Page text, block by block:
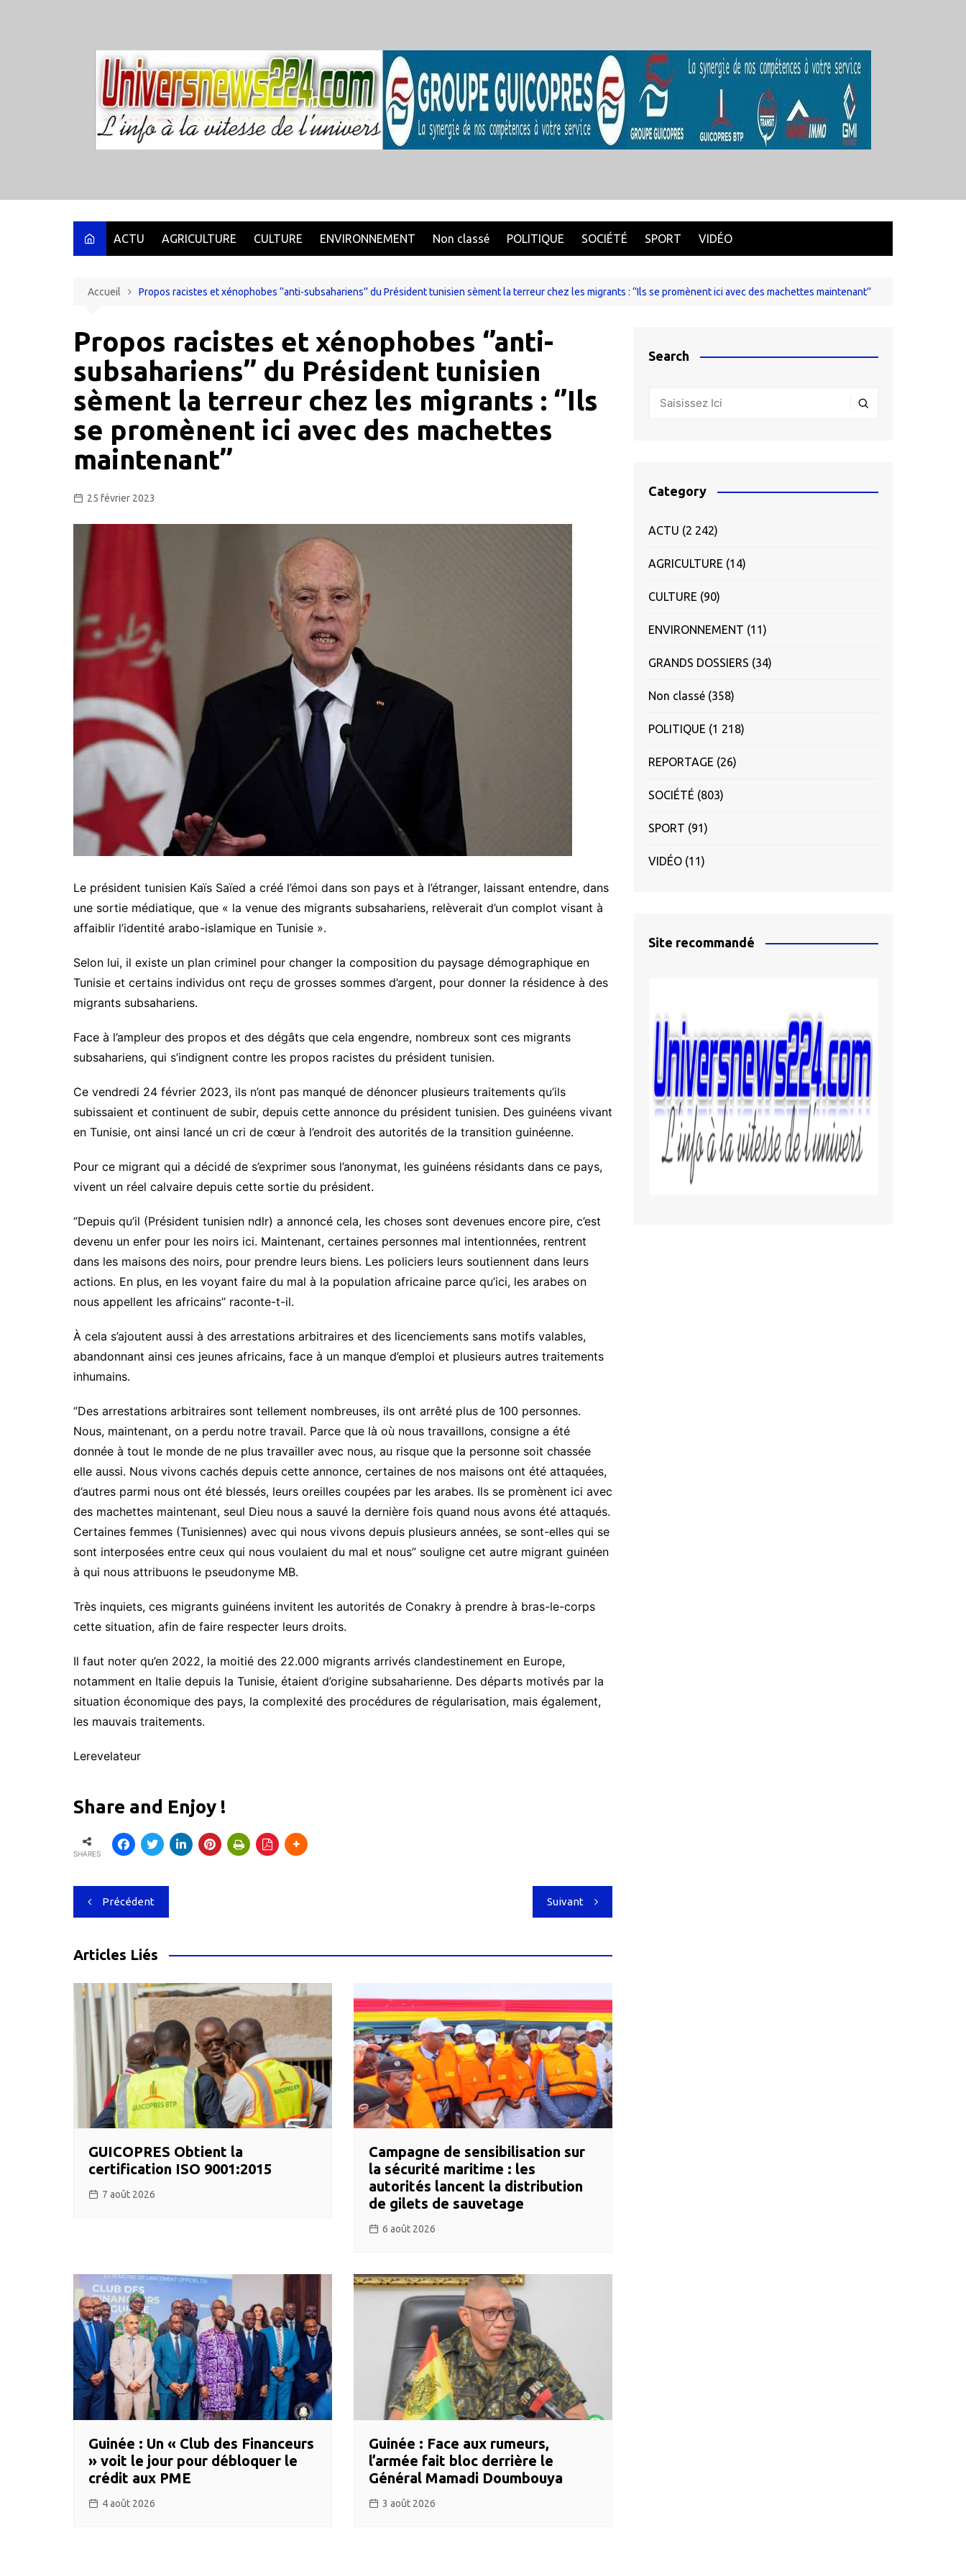
ACTU AGRICULTURE CULTURE ENVIRONNEMENT Non classé POLITIQUE SOCIÉTÉ SPORT VIDÉO
Accueil Propos racistes et xénophobes ‘’anti-subsahariens’’ du Président tunisien sèment la terreur chez les migrants : ‘’Ils se promènent ici avec des machettes maintenant’’
Propos racistes et xénophobes ‘’anti-
subsahariens’’ du Président tunisien
sèment la terreur chez les migrants : ‘’Ils
se promènent ici avec des machettes
maintenant’’
25 février 2023
Le président tunisien Kaïs Saïed a créé l’émoi dans son pays et à l’étranger, laissant entendre, dans
une sortie médiatique, que « la venue des migrants subsahariens, relèverait d’un complot visant à
affaiblir l’identité arabo-islamique en Tunisie ».
Selon lui, il existe un plan criminel pour changer la composition du paysage démographique en
Tunisie et certains individus ont reçu de grosses sommes d’argent, pour donner la résidence à des
migrants subsahariens.
Face à l’ampleur des propos et des dégâts que cela engendre, nombreux sont ces migrants
subsahariens, qui s’indignent contre les propos racistes du président tunisien.
Ce vendredi 24 février 2023, ils n’ont pas manqué de dénoncer plusieurs traitements qu’ils
subissaient et continuent de subir, depuis cette annonce du président tunisien. Des guinéens vivant
en Tunisie, ont ainsi lancé un cri de cœur à l’endroit des autorités de la transition guinéenne.
Pour ce migrant qui a décidé de s’exprimer sous l’anonymat, les guinéens résidants dans ce pays,
vivent un réel calvaire depuis cette sortie du président.
‘’Depuis qu’il (Président tunisien ndlr) a annoncé cela, les choses sont devenues encore pire, c’est
devenu un enfer pour les noirs ici. Maintenant, certaines personnes mal intentionnées, rentrent
dans les maisons des noirs, pour prendre leurs biens. Les policiers leurs soutiennent dans leurs
actions. En plus, en les voyant faire du mal à la population africaine parce qu’ici, les arabes on
nous appellent les africains’’ raconte-t-il.
À cela s’ajoutent aussi à des arrestations arbitraires et des licenciements sans motifs valables,
abandonnant ainsi ces jeunes africains, face à un manque d’emploi et plusieurs autres traitements
inhumains.
‘’Des arrestations arbitraires sont tellement nombreuses, ils ont arrêté plus de 100 personnes.
Nous, maintenant, on a perdu notre travail. Parce que là où nous travaillons, consigne a été
donnée à tout le monde de ne plus travailler avec nous, au risque que la personne soit chassée
elle aussi. Nous vivons cachés depuis cette annonce, certaines de nos maisons ont été attaquées,
d’autres parmi nous ont été blessés, leurs oreilles coupées par les arabes. Ils se promènent ici avec
des machettes maintenant, seul Dieu nous a sauvé la dernière fois quand nous avons été attaqués.
Certaines femmes (Tunisiennes) avec qui nous vivons depuis plusieurs années, se sont-elles qui se
sont interposées entre ceux qui nous voulaient du mal et nous’’ souligne cet autre migrant guinéen
à qui nous attribuons le pseudonyme MB.
Très inquiets, ces migrants guinéens invitent les autorités de Conakry à prendre à bras-le-corps
cette situation, afin de faire respecter leurs droits.
Il faut noter qu’en 2022, la moitié des 22.000 migrants arrivés clandestinement en Europe,
notamment en Italie depuis la Tunisie, étaient d’origine subsaharienne. Des départs motivés par la
situation économique des pays, la complexité des procédures de régularisation, mais également,
les mauvais traitements.
Lerevelateur
Share and Enjoy !
SHARES
Navigation
de
l’article
Précédent Suivant
Articles Liés
GUICOPRES Obtient la
certification ISO 9001:2015
7 août 2026
Campagne de sensibilisation sur
la sécurité maritime : les
autorités lancent la distribution
de gilets de sauvetage
6 août 2026
Guinée : Un « Club des Financeurs
» voit le jour pour débloquer le
crédit aux PME
4 août 2026
Guinée : Face aux rumeurs,
l’armée fait bloc derrière le
Général Mamadi Doumbouya
3 août 2026
Search
Category
ACTU (2 242)
AGRICULTURE (14)
CULTURE (90)
ENVIRONNEMENT (11)
GRANDS DOSSIERS (34)
Non classé (358)
POLITIQUE (1 218)
REPORTAGE (26)
SOCIÉTÉ (803)
SPORT (91)
VIDÉO (11)
Site recommandé